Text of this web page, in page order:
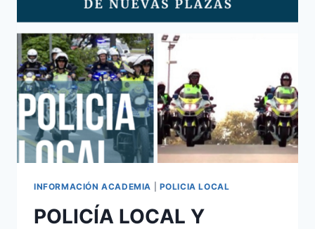
ELCHE
;
PICANYA
;
GANDÍA
;
GUARDAMAR
DEL
SEGURA
INFORMACIÓN ACADEMIA POLICIA LOCAL
POLICÍA LOCAL Y